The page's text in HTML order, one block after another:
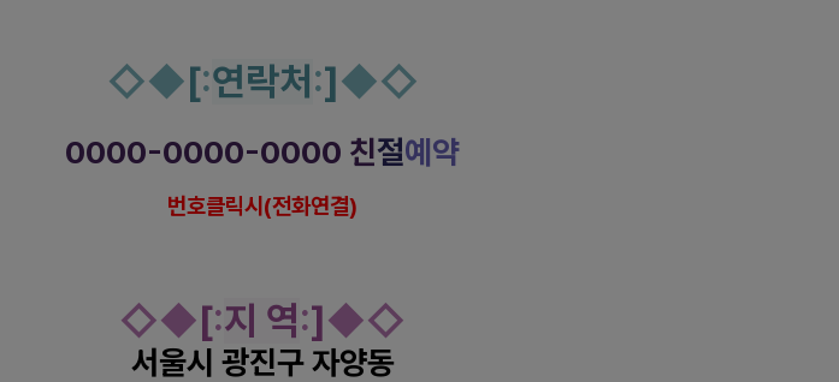
◇◆[:연락처 :]◆◇
0000-0000-0000 친절예약
번호클릭시(전화연결)
◇◆[:지 역:]◆◇
서울시 광진구 자양동